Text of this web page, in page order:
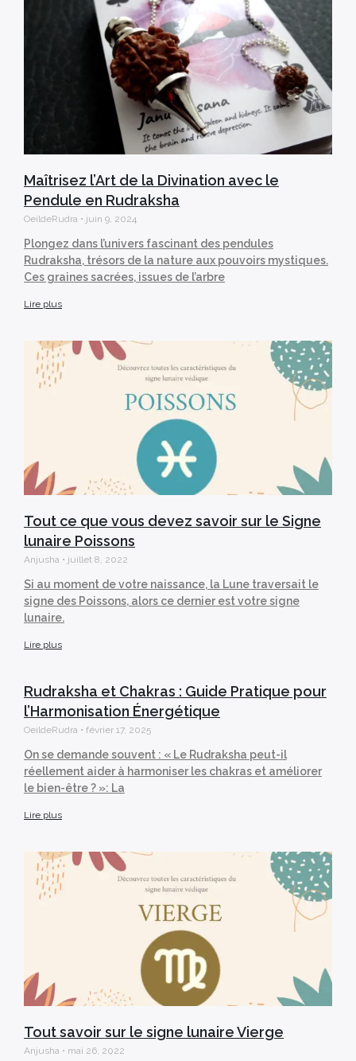
Maîtrisez l’Art de la Divination avec le
Pendule en Rudraksha
OeildeRudra juin 9, 2024
Plongez dans l’univers fascinant des pendules
Rudraksha, trésors de la nature aux pouvoirs mystiques.
Ces graines sacrées, issues de l’arbre
Lire plus
Tout ce que vous devez savoir sur le Signe
lunaire Poissons
Anjusha juillet 8, 2022
Si au moment de votre naissance, la Lune traversait le
signe des Poissons, alors ce dernier est votre signe
lunaire.
Lire plus
Rudraksha et Chakras : Guide Pratique pour
l’Harmonisation Énergétique
OeildeRudra février 17, 2025
On se demande souvent : « Le Rudraksha peut-il
réellement aider à harmoniser les chakras et améliorer
le bien-être ? »: La
Lire plus
Tout savoir sur le signe lunaire Vierge
Anjusha mai 26, 2022